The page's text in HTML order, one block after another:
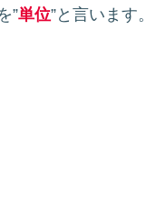
”単位”と言います。